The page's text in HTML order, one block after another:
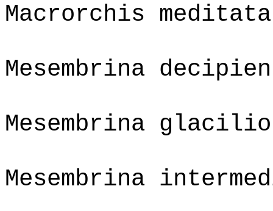
Macrorchis meditata
Mesembrina
Mesembrina
Mesembrina